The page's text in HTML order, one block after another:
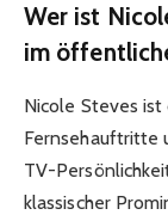
Wer ist
im
Nicole Steves
Fernsehauftritte
TV-
klassischer